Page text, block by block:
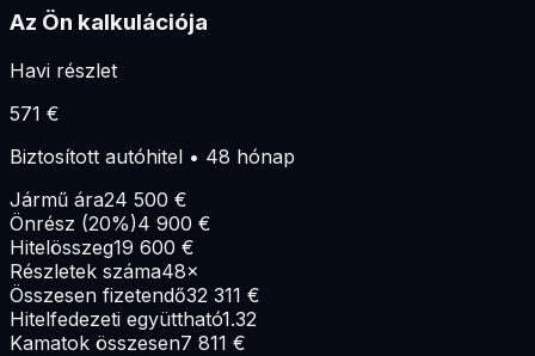
Az Ön kalkulációja
Havi részlet
571 €
Biztosított autóhitel • 48 hónap
Jármű ára24 500 €
Önrész (20%)4 900 €
Hitelösszeg19 600 €
Részletek száma48×
Összesen fizetendő32 311 €
Hitelfedezeti együttható1.32
Kamatok összesen7 811 €